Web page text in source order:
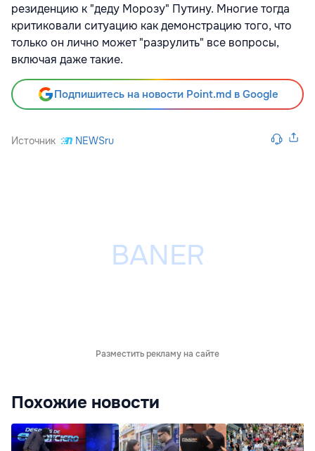
резиденцию к "деду Морозу" Путину. Многие тогда
критиковали ситуацию как демонстрацию того, что
только он лично может "разрулить" все вопросы,
включая даже такие.
Подпишитесь на новости Point.md в Google
Источник NEWSru
Разместить рекламу на сайте
Похожие новости